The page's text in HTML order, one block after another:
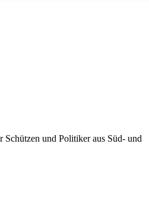
und Politiker aus Süd- und